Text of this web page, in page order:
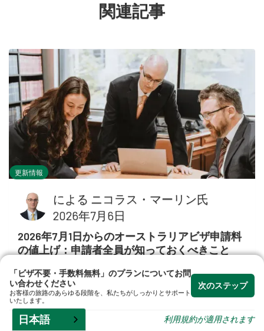
関連記事
更新情報
による ニコラス・マーリン氏
2026年7月6日
2026年7月1日からのオーストラリアビザ申請料
の値上げ：申請者全員が知っておくべきこと
2026年7月1日より、オーストラリアのビザ
申請手数料が引き上げられました。パート
ナービザ、技能ビザ、学生ビザ、ワーキン
グホリデービザの新しい手数料、および改
「ビザ不要・手数料無料」のプランについてお問
い合わせください
お客様の旅路のあらゆる段階を、私たちがしっかりとサポート
いたします。
次のステップ
利用規約が適用されます
日本語